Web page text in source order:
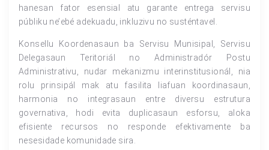
hanesan fator esensial atu garante entrega servisu
públiku ne’ebé adekuadu, inkluzivu no susténtavel.
Konsellu Koordenasaun ba Servisu Munisipal, Servisu
Delegasaun Teritoriál no Administradór Postu
Administrativu, nudar mekanizmu interinstitusionál, nia
rolu prinsipál mak atu fasilita liafuan koordinasaun,
harmonia no integrasaun entre diversu estrutura
governativa, hodi evita duplicasaun esforsu, aloka
efisiente recursos no responde efektivamente ba
nesesidade komunidade sira.